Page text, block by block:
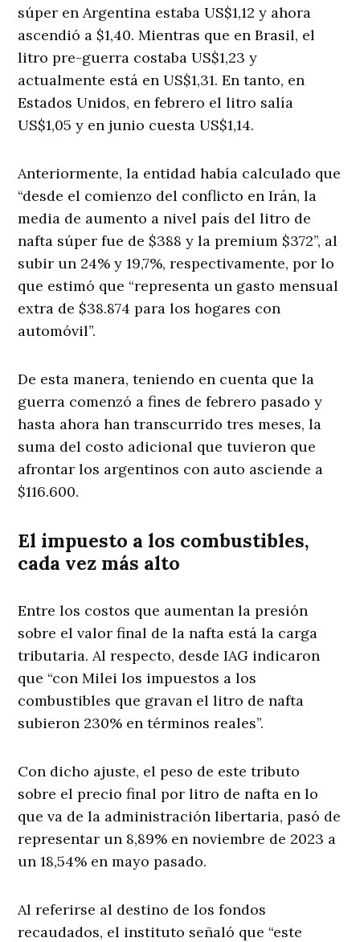
súper en Argentina estaba US$1,12 y ahora
ascendió a $1,40. Mientras que en Brasil, el
litro pre-guerra costaba US$1,23 y
actualmente está en US$1,31. En tanto, en
Estados Unidos, en febrero el litro salía
US$1,05 y en junio cuesta US$1,14.
Anteriormente, la entidad había calculado que
“desde el comienzo del conflicto en Irán, la
media de aumento a nivel país del litro de
nafta súper fue de $388 y la premium $372”, al
subir un 24% y 19,7%, respectivamente, por lo
que estimó que “representa un gasto mensual
extra de $38.874 para los hogares con
automóvil”.
De esta manera, teniendo en cuenta que la
guerra comenzó a fines de febrero pasado y
hasta ahora han transcurrido tres meses, la
suma del costo adicional que tuvieron que
afrontar los argentinos con auto asciende a
$116.600.
El impuesto a los combustibles,
cada vez más alto
Entre los costos que aumentan la presión
sobre el valor final de la nafta está la carga
tributaria. Al respecto, desde IAG indicaron
que “con Milei los impuestos a los
combustibles que gravan el litro de nafta
subieron 230% en términos reales”.
Con dicho ajuste, el peso de este tributo
sobre el precio final por litro de nafta en lo
que va de la administración libertaria, pasó de
representar un 8,89% en noviembre de 2023 a
un 18,54% en mayo pasado.
Al referirse al destino de los fondos
recaudados, el instituto señaló que “este